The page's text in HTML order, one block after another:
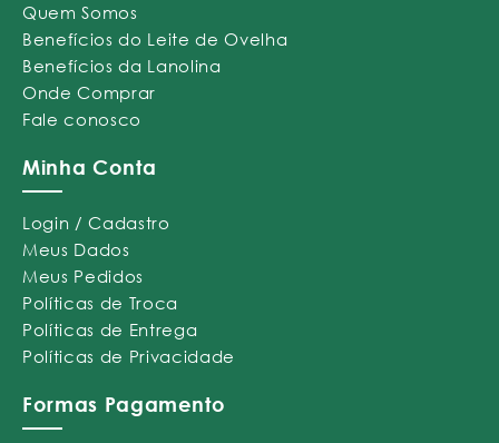
Quem Somos
Benefícios do Leite de Ovelha
Benefícios da Lanolina
Onde Comprar
Fale conosco
Minha Conta
Login / Cadastro
Meus Dados
Meus Pedidos
Políticas de Troca
Políticas de Entrega
Políticas de Privacidade
Formas Pagamento